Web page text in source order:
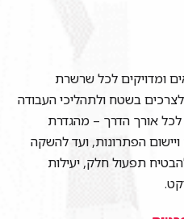
ומדויקים לכל שרשרת
בשטח ולתהליכי העבודה
לכל אורך הדרך – מהגדרת
הפתרונות, ועד להשקה
תפעול חלק, יעילות